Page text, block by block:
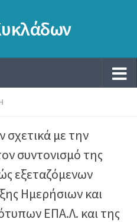
σχετικά με την
συντονισμό της
εξεταζόμενων
Ημερήσιων και
ΕΠΑ.Λ. και της